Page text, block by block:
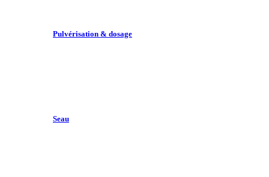
Pulvérisation & dosage
Seau